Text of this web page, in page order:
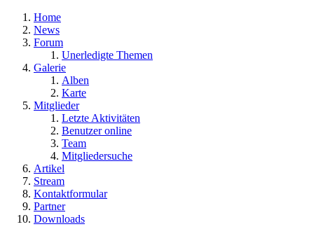
Home
News
Forum
Unerledigte Themen
Galerie
Alben
Karte
Mitglieder
Letzte Aktivitäten
Benutzer online
Team
Mitgliedersuche
Artikel
Stream
Kontaktformular
Partner
Downloads